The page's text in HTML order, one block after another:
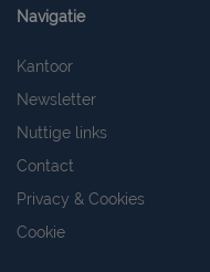
Navigatie
Kantoor
Newsletter
Nuttige links
Contact
Privacy & Cookies
Cookie